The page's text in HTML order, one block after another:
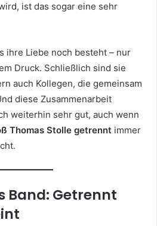
ist das sogar eine sehr
ihre Liebe noch besteht – nur
Druck. Schließlich sind sie
auch Kollegen, die gemeinsam
diese Zusammenarbeit
weiterhin sehr gut, auch wenn
Thomas Stolle getrennt immer
Band: Getrennt